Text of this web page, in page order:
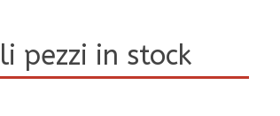
pezzi in stock